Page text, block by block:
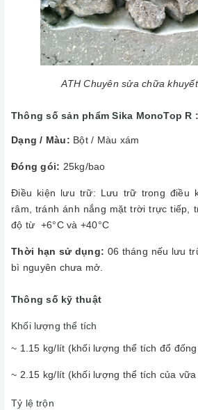
ATH Chuyên sửa chữa
Thông số sản phẩm Sika MonoTop R :
Dạng / Màu: Bột / Màu xám
Đóng gói: 25kg/bao
Điều kiện lưu trữ: Lưu trữ trong điều
râm, tránh ánh nắng mặt trời trực tiếp,
độ từ +6°C và +40°C
Thời hạn sử dụng: 06 tháng nếu lưu
bì nguyên chưa mở.
Thông số kỹ thuật
Khối lượng thể tích
~ 1.15 kg/lít (khối lượng thể tích đổ
~ 2.15 kg/lít (khối lượng thể tích của
Tỷ lệ trộn